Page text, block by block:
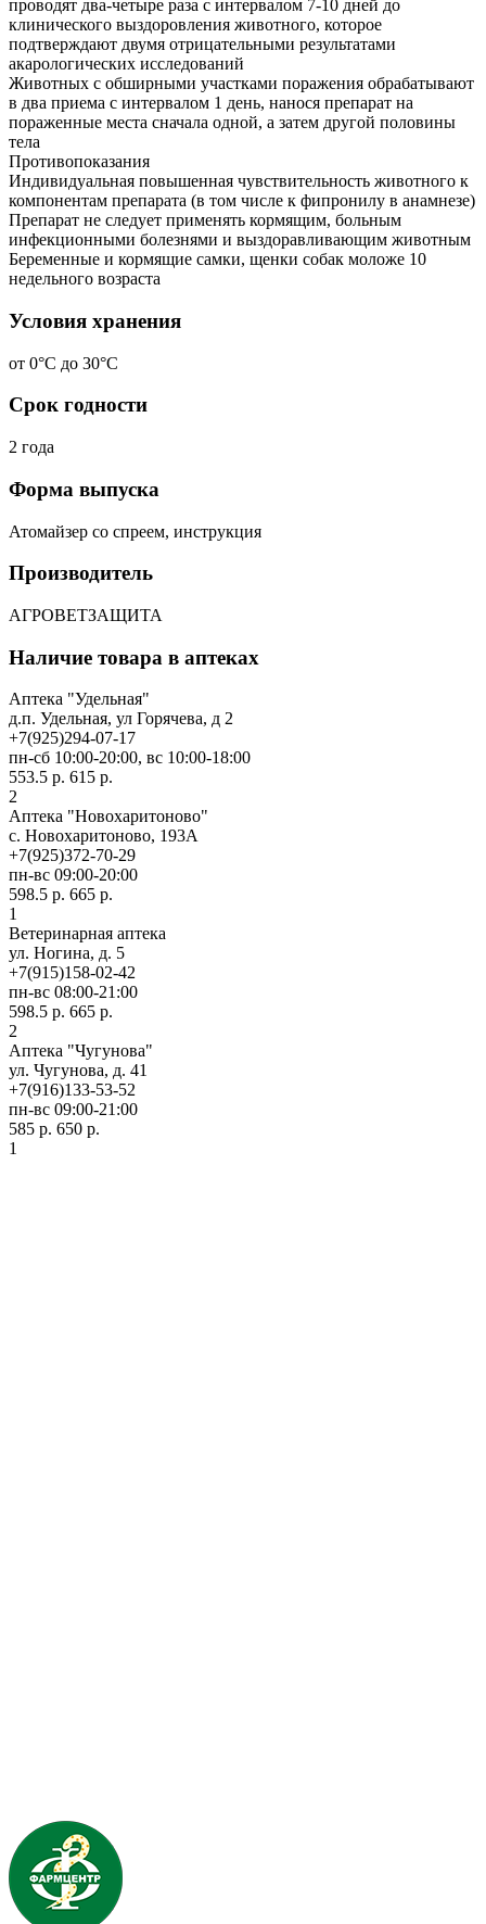
проводят два-четыре раза с интервалом 7-10 дней до
клинического выздоровления животного, которое
подтверждают двумя отрицательными результатами
акарологических исследований
Животных с обширными участками поражения обрабатывают
в два приема с интервалом 1 день, нанося препарат на
пораженные места сначала одной, а затем другой половины
тела
Противопоказания
Индивидуальная повышенная чувствительность животного к
компонентам препарата (в том числе к фипронилу в анамнезе)
Препарат не следует применять кормящим, больным
инфекционными болезнями и выздоравливающим животным
Беременные и кормящие самки, щенки собак моложе 10
недельного возраста
Условия хранения
от 0°С до 30°С
Срок годности
2 года
Форма выпуска
Атомайзер со спреем, инструкция
Производитель
АГРОВЕТЗАЩИТА
Наличие товара в аптеках
Аптека "Удельная"
д.п. Удельная, ул Горячева, д 2
+7(925)294-07-17
пн-сб 10:00-20:00, вс 10:00-18:00
553.5 р. 615 р.
2
Аптека "Новохаритоново"
с. Новохаритоново, 193А
+7(925)372-70-29
пн-вс 09:00-20:00
598.5 р. 665 р.
1
Ветеринарная аптека
ул. Ногина, д. 5
+7(915)158-02-42
пн-вс 08:00-21:00
598.5 р. 665 р.
2
Аптека "Чугунова"
ул. Чугунова, д. 41
+7(916)133-53-52
пн-вс 09:00-21:00
585 р. 650 р.
1